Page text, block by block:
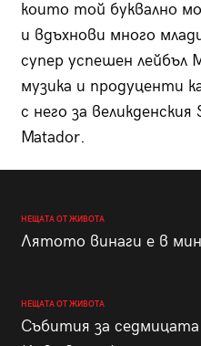
които той буквално
и вдъхнови много
супер успешен лейбъл
музика и продуценти
с него за великденския
Matador.
НЕЩАТА ОТ ЖИВОТА
Лятото винаги е в
НЕЩАТА ОТ ЖИВОТА
Събития за